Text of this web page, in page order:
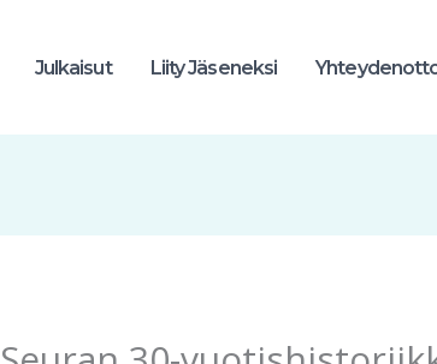
Julkaisut Liity Jäseneksi
Seuran